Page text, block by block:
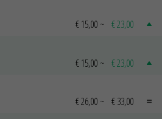
€ 15,00 ~ € 23,00
€ 15,00 ~ € 23,00
€ 26,00 ~ € 33,00